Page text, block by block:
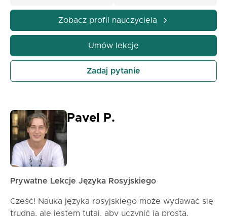
przeprowadzki. Lekcje odbywają się na żywo lub
online, z elastycznymi terminami i przyjemną
atmosferą pracy.
Zobacz profil nauczyciela
Umów lekcję
Zadaj pytanie
Pavel P.
Prywatne Lekcje Języka Rosyjskiego
Cześć! Nauka języka rosyjskiego może wydawać się
trudna, ale jestem tutaj, aby uczynić ją prostą,